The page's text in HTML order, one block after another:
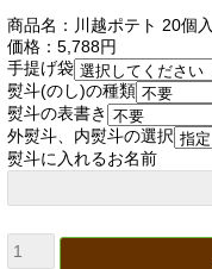
商品名：川越ポテト 20個入
価格：5,788円
手提げ袋
熨斗(のし)の種類
熨斗の表書き
外熨斗、内熨斗の選択
熨斗に入れるお名前